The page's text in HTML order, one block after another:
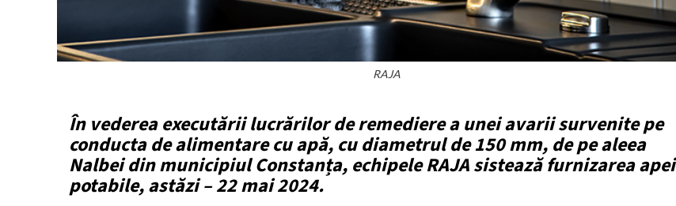
RAJA
În vederea executării lucrărilor de remediere a unei avarii survenite pe
conducta de alimentare cu apă, cu diametrul de 150 mm, de pe aleea
Nalbei din municipiul Constanța, echipele RAJA sistează furnizarea apei
potabile, astăzi – 22 mai 2024.